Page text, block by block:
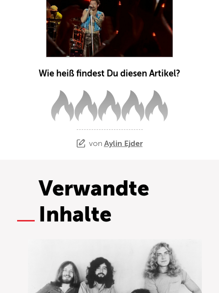
Wie heiß findest Du diesen Artikel?
von Aylin Ejder
Verwandte
Inhalte